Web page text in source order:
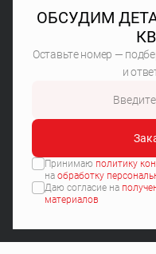
ОБСУДИМ
Оставьте номер —
и
Принимаю политику
наобработку
Даю согласие на
материалов